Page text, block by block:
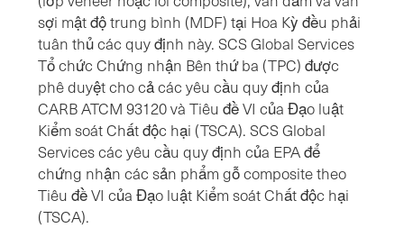
sợi mật độ trung bình (MDF) tại Hoa Kỳ đều phải
tuân thủ các quy định này. SCS Global Services
Tổ chức Chứng nhận Bên thứ ba (TPC) được
phê duyệt cho cả các yêu cầu quy định của
CARB ATCM 93120 và Tiêu đề VI của Đạo luật
Kiểm soát Chất độc hại (TSCA). SCS Global
Services các yêu cầu quy định của EPA để
chứng nhận các sản phẩm gỗ composite theo
Tiêu đề VI của Đạo luật Kiểm soát Chất độc hại
(TSCA).